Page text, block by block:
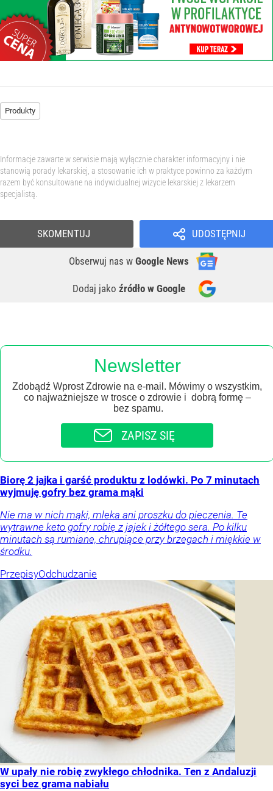
Produkty
Informacje zawarte w serwisie mają wyłącznie charakter informacyjny i nie
stanowią porady lekarskiej, a stosowanie ich w praktyce powinno za każdym
razem być konsultowane na indywidualnej wizycie lekarskiej z lekarzem
specjalistą.
UDOSTĘPNIJ
Obserwuj nas w Google News
Dodaj jako źródło w Google
SKOMENTUJ
Newsletter
Zdobądź Wprost Zdrowie na e-mail. Mówimy o wszystkim,
co najważniejsze w trosce o zdrowie i dobrą formę –
bez spamu.
ZAPISZ SIĘ
Biorę 2 jajka i garść produktu z lodówki. Po 7 minutach
wyjmuję gofry bez grama mąki
Nie ma w nich mąki, mleka ani proszku do pieczenia. Te
wytrawne keto gofry robię z jajek i żółtego sera. Po kilku
minutach są rumiane, chrupiące przy brzegach i miękkie w
środku.
PrzepisyOdchudzanie
W upały nie robię zwykłego chłodnika. Ten z Andaluzji
syci bez grama nabiału